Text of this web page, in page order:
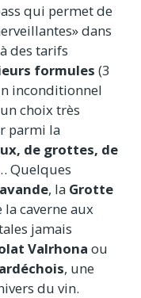
qui permet de
dans
des tarifs
formules (3
inconditionnel
choix très
parmi la
de grottes, de
Quelques
, la Grotte
caverne aux
jamais
Valrhona ou
, une
du vin.